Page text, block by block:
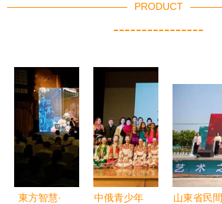
PRODUCT
----------------
東方智慧·
中俄青少年
山東省民間